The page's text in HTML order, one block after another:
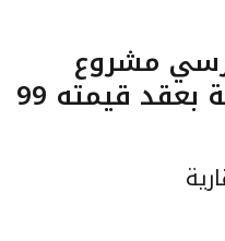
مشروع
“مدينة المواتر” بالدوحة بعقد قيمته 99